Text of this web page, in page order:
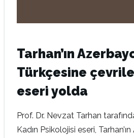
Tarhan’ın
Türkçesine
eseri yolda
Prof. Dr. Nevzat Tarhan
Kadın Psikolojisi eseri,